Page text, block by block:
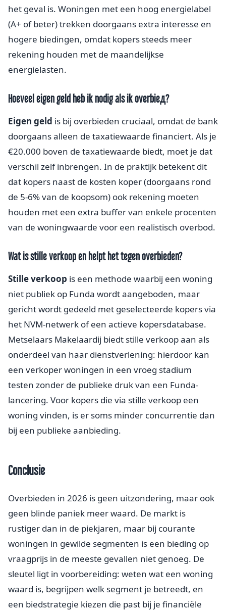
het geval is. Woningen met een hoog energielabel
(A+ of beter) trekken doorgaans extra interesse en
hogere biedingen, omdat kopers steeds meer
rekening houden met de maandelijkse
energielasten.
Hoeveel eigen geld heb ik nodig als ik overbiед?
Eigen geld is bij overbieden cruciaal, omdat de bank
doorgaans alleen de taxatiewaarde financiert. Als je
€20.000 boven de taxatiewaarde biedt, moet je dat
verschil zelf inbrengen. In de praktijk betekent dit
dat kopers naast de kosten koper (doorgaans rond
de 5-6% van de koopsom) ook rekening moeten
houden met een extra buffer van enkele procenten
van de woningwaarde voor een realistisch overbod.
Wat is stille verkoop en helpt het tegen overbieden?
Stille verkoop is een methode waarbij een woning
niet publiek op Funda wordt aangeboden, maar
gericht wordt gedeeld met geselecteerde kopers via
het NVM-netwerk of een actieve kopersdatabase.
Metselaars Makelaardij biedt stille verkoop aan als
onderdeel van haar dienstverlening: hierdoor kan
een verkoper woningen in een vroeg stadium
testen zonder de publieke druk van een Funda-
lancering. Voor kopers die via stille verkoop een
woning vinden, is er soms minder concurrentie dan
bij een publieke aanbieding.
Conclusie
Overbieden in 2026 is geen uitzondering, maar ook
geen blinde paniek meer waard. De markt is
rustiger dan in de piekjaren, maar bij courante
woningen in gewilde segmenten is een bieding op
vraagprijs in de meeste gevallen niet genoeg. De
sleutel ligt in voorbereiding: weten wat een woning
waard is, begrijpen welk segment je betreedt, en
een biedstrategie kiezen die past bij je financiële